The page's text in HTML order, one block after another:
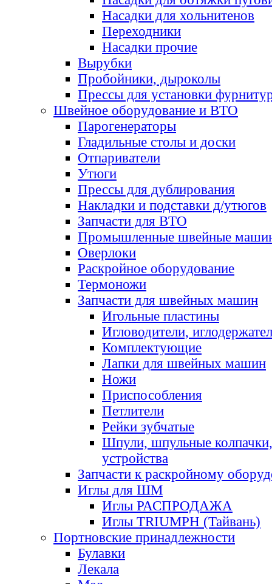
Насадки для хольнитенов
Переходники
Насадки прочие
Вырубки
Пробойники, дыроколы
Прессы для установки
Швейное оборудование и ВТО
Парогенераторы
Гладильные столы и доски
Отпариватели
Утюги
Прессы для дублирования
Накладки и подставки д/утюгов
Запчасти для ВТО
Промышленные швейные
Оверлоки
Раскройное оборудование
Термоножи
Запчасти для швейных машин
Игольные пластины
Игловодители,
Комплектующие
Лапки для швейных машин
Ножи
Приспособления
Петлители
Рейки зубчатые
Шпули, шпульные
устройства
Запчасти к раскройному
Иглы для ШМ
Иглы РАСПРОДАЖА
Иглы TRIUMPH (Тайвань)
Портновские принадлежности
Булавки
Лекала